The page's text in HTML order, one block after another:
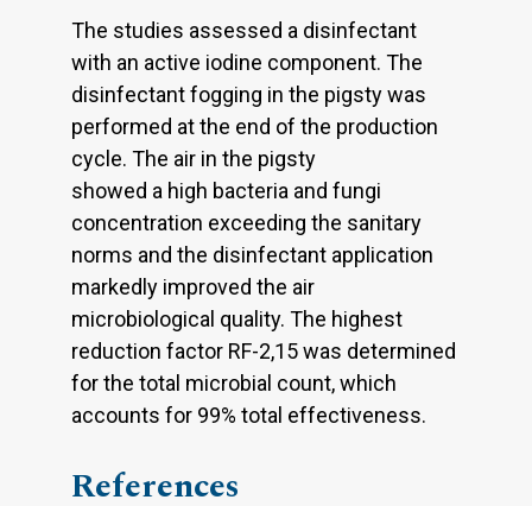
The studies assessed a disinfectant
with an active iodine component. The
disinfectant fogging in the pigsty was
performed at the end of the production
cycle. The air in the pigsty
showed a high bacteria and fungi
concentration exceeding the sanitary
norms and the disinfectant application
markedly improved the air
microbiological quality. The highest
reduction factor RF-2,15 was determined
for the total microbial count, which
accounts for 99% total effectiveness.
References